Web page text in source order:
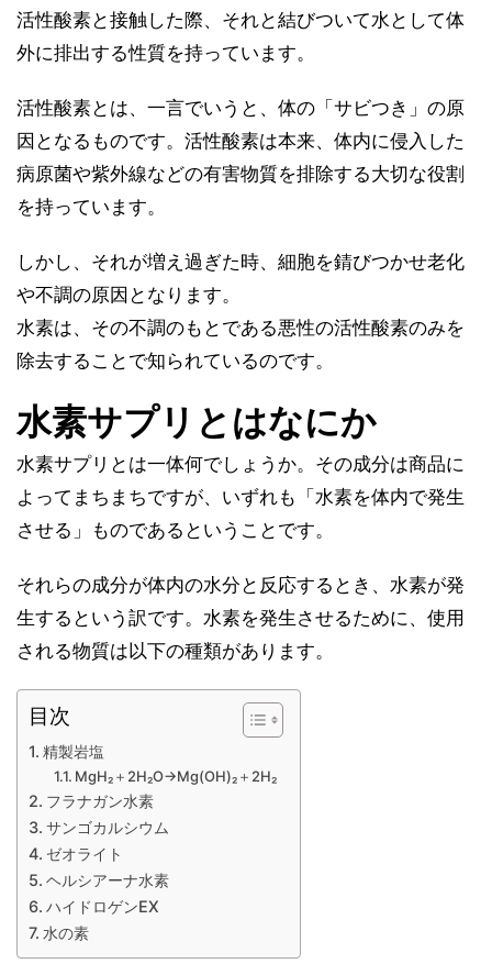
活性酸素と接触した際、それと結びついて水として体
外に排出する性質を持っています。
活性酸素とは、一言でいうと、体の「サビつき」の原
因となるものです。活性酸素は本来、体内に侵入した
病原菌や紫外線などの有害物質を排除する大切な役割
を持っています。
しかし、それが増え過ぎた時、細胞を錆びつかせ老化
や不調の原因となります。
水素は、その不調のもとである悪性の活性酸素のみを
除去することで知られているのです。
水素サプリとはなにか
水素サプリとは一体何でしょうか。その成分は商品に
よってまちまちですが、いずれも「水素を体内で発生
させる」ものであるということです。
それらの成分が体内の水分と反応するとき、水素が発
生するという訳です。水素を発生させるために、使用
される物質は以下の種類があります。
目次
精製岩塩
MgH₂＋2H₂O→Mg(OH)₂＋2H₂
フラナガン水素
サンゴカルシウム
ゼオライト
ヘルシアーナ水素
ハイドロゲンEX
水の素